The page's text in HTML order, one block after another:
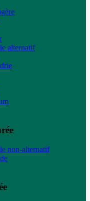
alternatif
non-alternatif